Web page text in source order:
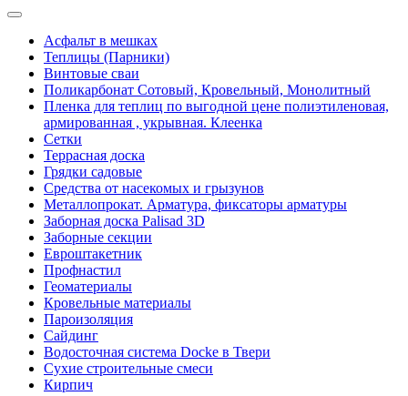
Асфальт в мешках
Теплицы (Парники)
Винтовые сваи
Поликарбонат Сотовый, Кровельный, Монолитный
Пленка для теплиц по выгодной цене полиэтиленовая,
армированная , укрывная. Клеенка
Сетки
Террасная доска
Грядки садовые
Средства от насекомых и грызунов
Металлопрокат. Арматура, фиксаторы арматуры
Заборная доска Palisad 3D
Заборные секции
Евроштакетник
Профнастил
Геоматериалы
Кровельные материалы
Пароизоляция
Сайдинг
Водосточная система Docke в Твери
Сухие строительные смеси
Кирпич